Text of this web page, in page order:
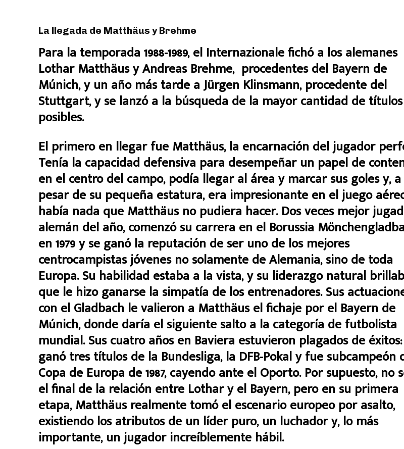
La llegada de Matthäus y Brehme
Para la temporada 1988-1989, el Internazionale fichó a los alemanes
Lothar Matthäus y Andreas Brehme, procedentes del Bayern de
Múnich, y un año más tarde a Jürgen Klinsmann, procedente del
Stuttgart, y se lanzó a la búsqueda de la mayor cantidad de títulos
posibles.
El primero en llegar fue Matthäus, la encarnación del jugador
Tenía la capacidad defensiva para desempeñar un papel de
en el centro del campo, podía llegar al área y marcar sus goles y, a
pesar de su pequeña estatura, era impresionante en el juego
había nada que Matthäus no pudiera hacer. Dos veces mejor
alemán del año, comenzó su carrera en el Borussia
en 1979 y se ganó la reputación de ser uno de los mejores
centrocampistas jóvenes no solamente de Alemania, sino de toda
Europa. Su habilidad estaba a la vista, y su liderazgo natural
que le hizo ganarse la simpatía de los entrenadores. Sus
con el Gladbach le valieron a Matthäus el fichaje por el Bayern de
Múnich, donde daría el siguiente salto a la categoría de futbolista
mundial. Sus cuatro años en Baviera estuvieron plagados de éxitos:
ganó tres títulos de la Bundesliga, la DFB-Pokal y fue subcampeón
Copa de Europa de 1987, cayendo ante el Oporto. Por supuesto, no
el final de la relación entre Lothar y el Bayern, pero en su primera
etapa, Matthäus realmente tomó el escenario europeo por asalto,
existiendo los atributos de un líder puro, un luchador y, lo más
importante, un jugador increíblemente hábil.